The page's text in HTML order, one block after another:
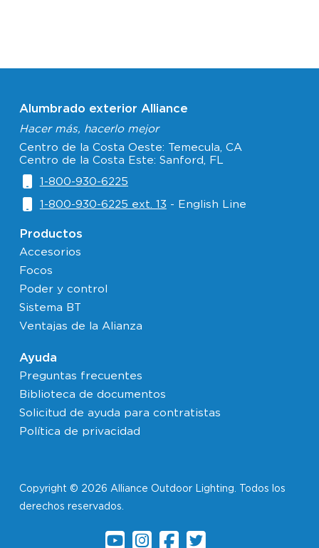
Alumbrado exterior Alliance
Hacer más, hacerlo mejor
Centro de la Costa Oeste: Temecula, CA
Centro de la Costa Este: Sanford, FL
1-800-930-6225
1-800-930-6225 ext. 13 - English Line
Productos
Accesorios
Focos
Poder y control
Sistema BT
Ventajas de la Alianza
Ayuda
Preguntas frecuentes
Biblioteca de documentos
Solicitud de ayuda para contratistas
Política de privacidad
Copyright © 2026 Alliance Outdoor Lighting. Todos los
derechos reservados.